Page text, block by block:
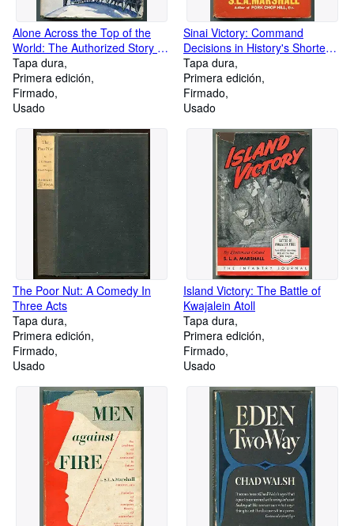
Alone Across the Top of the
World: The Authorized Story of
the Arctic Journey of David
Irwin
Tapa dura
Primera edición
Firmado
Usado
Sinai Victory: Command
Decisions in History's Shortest
War, Israel's Hundred Hour
Conquest of Egypt East of
Suez, Autumn 1956
Tapa dura
Primera edición
Firmado
Usado
The Poor Nut: A Comedy In
Three Acts
Tapa dura
Primera edición
Firmado
Usado
Island Victory: The Battle of
Kwajalein Atoll
Tapa dura
Primera edición
Firmado
Usado